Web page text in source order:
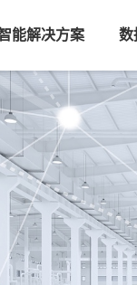
能解决方案 数